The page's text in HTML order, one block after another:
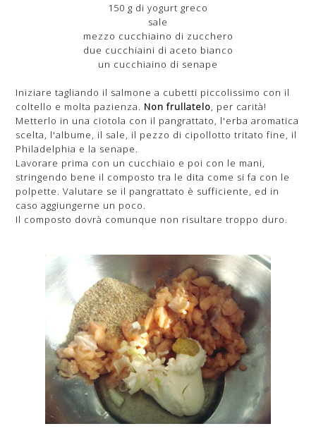
150 g di yogurt greco
sale
mezzo cucchiaino di zucchero
due cucchiaini di aceto bianco
un cucchiaino di senape
Iniziare tagliando il salmone a cubetti piccolissimo con il
coltello e molta pazienza. Non frullatelo , per carità!
Metterlo in una ciotola con il pangrattato, l'erba aromatica
scelta, l'albume, il sale, il pezzo di cipollotto tritato fine, il
Philadelphia e la senape.
Lavorare prima con un cucchiaio e poi con le mani,
stringendo bene il composto tra le dita come si fa con le
polpette. Valutare se il pangrattato è sufficiente, ed in
caso aggiungerne un poco.
Il composto dovrà comunque non risultare troppo duro.